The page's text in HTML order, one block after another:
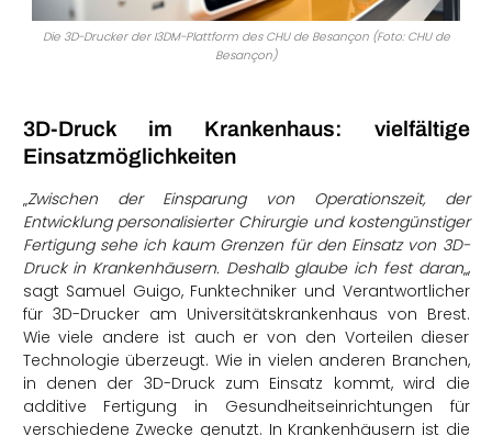
Die 3D-Drucker der I3DM-Plattform des CHU de Besançon (Foto: CHU de
Besançon)
3D-Druck im Krankenhaus: vielfältige
Einsatzmöglichkeiten
„Zwischen der Einsparung von Operationszeit, der
Entwicklung personalisierter Chirurgie und kostengünstiger
Fertigung sehe ich kaum Grenzen für den Einsatz von 3D-
Druck in Krankenhäusern. Deshalb glaube ich fest daran„,
sagt Samuel Guigo, Funktechniker und Verantwortlicher
für 3D-Drucker am Universitätskrankenhaus von Brest.
Wie viele andere ist auch er von den Vorteilen dieser
Technologie überzeugt. Wie in vielen anderen Branchen,
in denen der 3D-Druck zum Einsatz kommt, wird die
additive Fertigung in Gesundheitseinrichtungen für
verschiedene Zwecke genutzt. In Krankenhäusern ist die